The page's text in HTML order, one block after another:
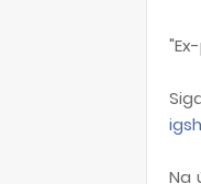
Na